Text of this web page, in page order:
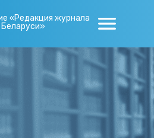
«Редакция журнала